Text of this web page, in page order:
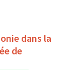
dans la
de